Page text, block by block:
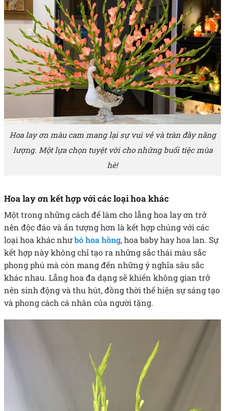
Hoa lay ơn màu cam mang lại sự vui vẻ và tràn đầy năng
lượng. Một lựa chọn tuyệt vời cho những buổi tiệc mùa
hè!
Hoa lay ơn kết hợp với các loại hoa khác
Một trong những cách để làm cho lẵng hoa lay ơn trở
nên độc đáo và ấn tượng hơn là kết hợp chúng với các
loại hoa khác nhưbó hoa hồng, hoa baby hay hoa lan. Sự
kết hợp này không chỉ tạo ra những sắc thái màu sắc
phong phú mà còn mang đến những ý nghĩa sâu sắc
khác nhau. Lẵng hoa đa dạng sẽ khiến không gian trở
nên sinh động và thu hút, đồng thời thể hiện sự sáng tạo
và phong cách cá nhân của người tặng.